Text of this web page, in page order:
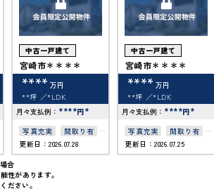
中古一戸建て
宮崎市＊＊＊＊
**** 万円
**坪
*LDK
月々支払例： ****円*
写真充実
間取り有
50坪以上
4LDK以上
更新日：2026.07.28
中古一戸建て
宮崎市＊＊＊＊
**** 万円
**坪
*LDK
月々支払例： ****円*
写真充実
間取り有
駐車場2台可
更新日：2026.07.25
合
性があります。
ださい。